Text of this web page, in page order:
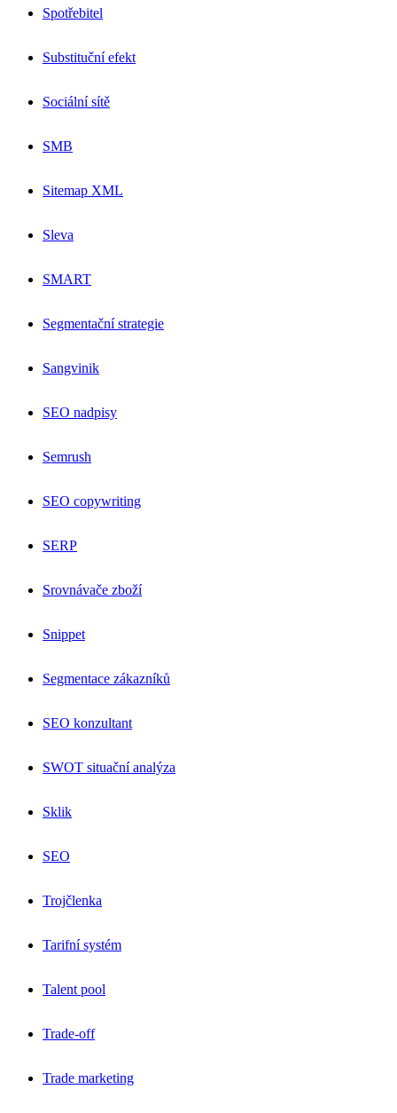
Spotřebitel
Substituční efekt
Sociální sítě
SMB
Sitemap XML
Sleva
SMART
Segmentační strategie
Sangvinik
SEO nadpisy
Semrush
SEO copywriting
SERP
Srovnávače zboží
Snippet
Segmentace zákazníků
SEO konzultant
SWOT situační analýza
Sklik
SEO
Trojčlenka
Tarifní systém
Talent pool
Trade-off
Trade marketing